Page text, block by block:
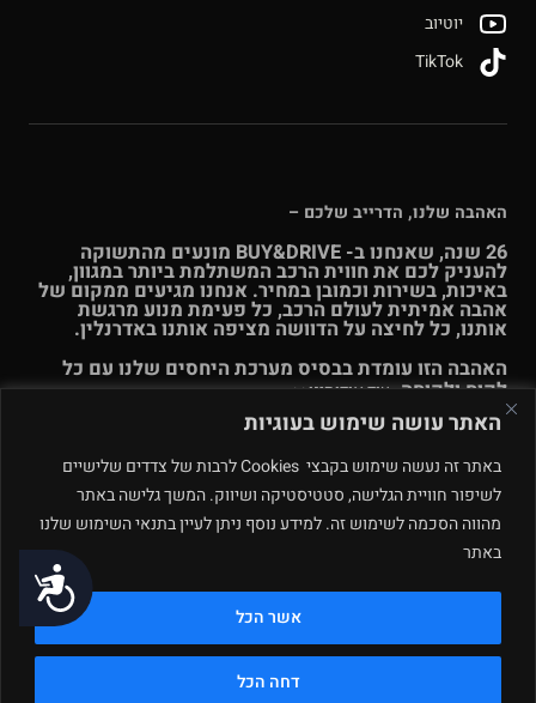
נגישות
האתר עושה שימוש בעוגיות
באתר זה נעשה שימוש בקבצי Cookies לרבות של צדדים שלישיים
לשיפור חוויית הגלישה, סטטיסטיקה ושיווק. המשך גלישה באתר
מהווה הסכמה לשימוש זה. למידע נוסף ניתן לעיין בתנאי השימוש שלנו
באתר
דחה הכל
אשר הכל
יוטיוב
האהבה שלנו, הדרייב שלכם –
26 שנה, שאנחנו ב- BUY&DRIVE מונעים מהתשוקה
להעניק לכם את חווית הרכב המשתלמת ביותר במגוון,
באיכות, בשירות וכמובן במחיר. אנחנו מגיעים ממקום של
אהבה אמיתית לעולם הרכב, כל פעימת מנוע מרגשת
אותנו, כל לחיצה על הדוושה מציפה אותנו באדרנלין.
האהבה הזו עומדת בבסיס מערכת היחסים שלנו עם כל
לקוח ולקוחה.עוד אודותינו >>
© Buy & Drive 2004-2026. כל הזכויות באתר זה שמורות. |
תקנון
תנאי שימוש|מדיניות פרטיות – ינואר 2026
רחוב המלאכה 4, מתחם
פולג, נתניה. ט.ל.ח.